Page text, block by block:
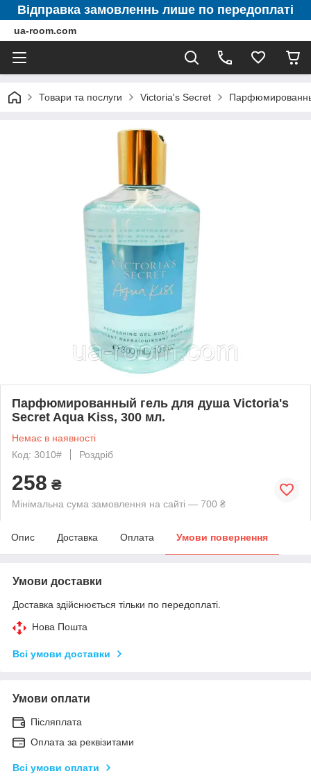
Відправка замовленнь лише по передоплаті
ua-room.com
Товари та послуги Victoria's Secret
Парфюмированный гель для душа Victoria's
Secret Aqua Kiss, 300 мл.
Немає в наявності
Код: 3010#
Роздріб
258 ₴
Мінімальна сума замовлення на сайті — 700 ₴
Опис Доставка Оплата Умови повернення
Умови доставки
Доставка здійснюється тільки по передоплаті.
Нова Пошта
Всі умови доставки
Умови оплати
Післяплата
Оплата за реквізитами
Всі умови оплати